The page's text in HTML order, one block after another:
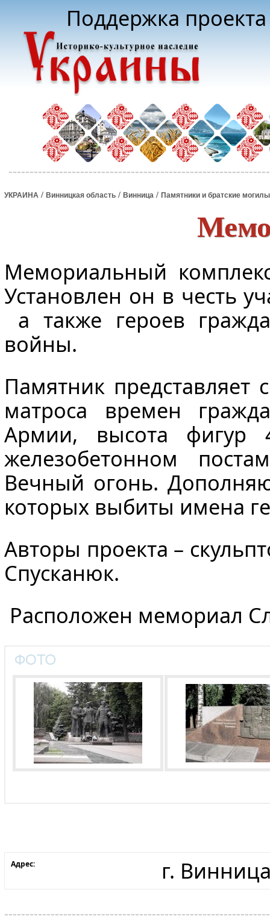
Поддержка
УКРАИНА / Винницкая область / Винница / Памятники и братские могилы
Мемориальный
Установлен он в честь
а также героев
войны.
Памятник представляет
матроса времен
Армии, высота фигур
железобетонном
Вечный огонь.
которых выбиты имена
Авторы проекта –
Спусканюк.
Расположен мемориал
Адрес: г.